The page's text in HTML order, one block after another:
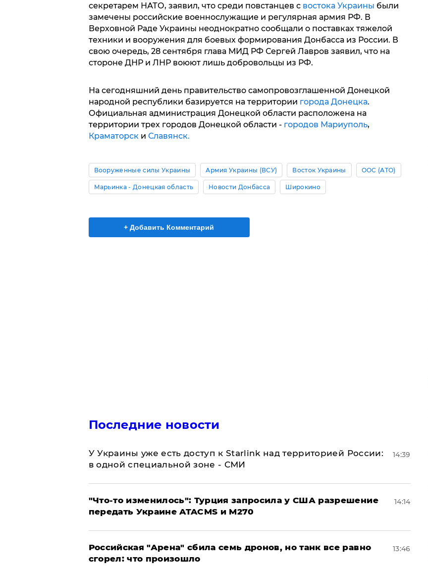
секретарем НАТО, заявил, что среди повстанцев с востока Украины были
замечены российские военнослужащие и регулярная армия РФ. В
Верховной Раде Украины неоднократно сообщали о поставках тяжелой
техники и вооружения для боевых формирования Донбасса из России. В
свою очередь, 28 сентября глава МИД РФ Сергей Лавров заявил, что на
стороне ДНР и ЛНР воюют лишь добровольцы из РФ.
На сегодняшний день правительство самопровозглашенной Донецкой
народной республики базируется на территории города Донецка.
Официальная администрация Донецкой области расположена на
территории трех городов Донецкой области - городов Мариуполь,
Краматорск и Славянск.
Вооруженные силы Украины Армия Украины (ВСУ) Восток Украины ООС (АТО)
Марьинка - Донецкая область Новости Донбасса Широкино
+ Добавить Комментарий
Последние новости
У Украины уже есть доступ к Starlink над территорией России:
в одной специальной зоне - СМИ
14:39
​"Что-то изменилось": Турция запросила у США разрешение
передать Украине ATACMS и M270
14:14
​Российская "Арена" сбила семь дронов, но танк все равно
сгорел: что произошло
13:46